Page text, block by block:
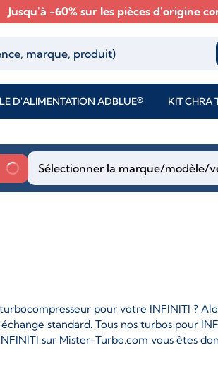
Jusqu'à -60% sur les pièces d'origine
D'ALIMENTATION ADBLUE® KIT CHRA
Sélectionner la marque/modèle/
pour votre INFINITI ?
standard. Tous nos turbos pour
sur Mister-Turbo.com vous êtes